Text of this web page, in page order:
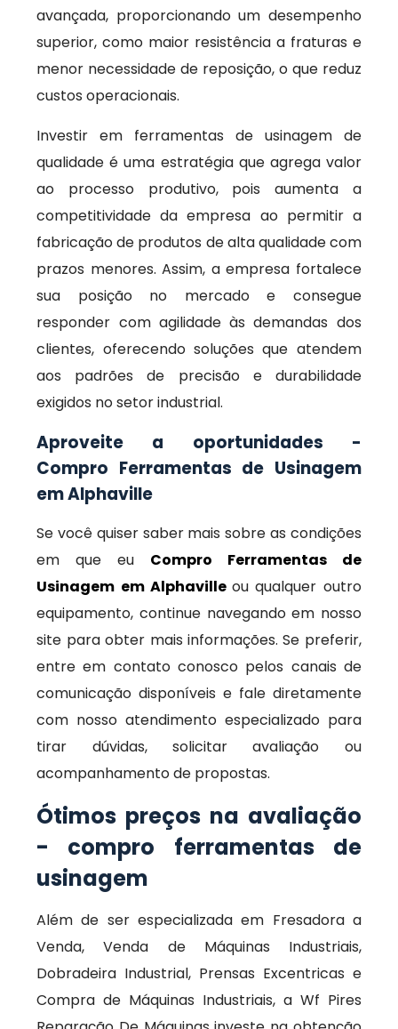
avançada, proporcionando um desempenho
superior, como maior resistência a fraturas e
menor necessidade de reposição, o que reduz
custos operacionais.
Investir em ferramentas de usinagem de
qualidade é uma estratégia que agrega valor
ao processo produtivo, pois aumenta a
competitividade da empresa ao permitir a
fabricação de produtos de alta qualidade com
prazos menores. Assim, a empresa fortalece
sua posição no mercado e consegue
responder com agilidade às demandas dos
clientes, oferecendo soluções que atendem
aos padrões de precisão e durabilidade
exigidos no setor industrial.
Aproveite a oportunidades -
Compro Ferramentas de Usinagem
em Alphaville
Se você quiser saber mais sobre as condições
em que eu Compro Ferramentas de
Usinagem em Alphavilleou qualquer outro
equipamento, continue navegando em nosso
site para obter mais informações. Se preferir,
entre em contato conosco pelos canais de
comunicação disponíveis e fale diretamente
com nosso atendimento especializado para
tirar dúvidas, solicitar avaliação ou
acompanhamento de propostas.
Ótimos preços na avaliação
- compro ferramentas de
usinagem
Além de ser especializada em Fresadora a
Venda, Venda de Máquinas Industriais,
Dobradeira Industrial, Prensas Excentricas e
Compra de Máquinas Industriais, a Wf Pires